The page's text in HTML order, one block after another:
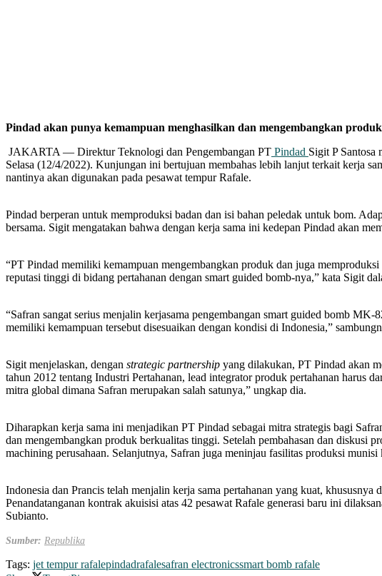
Pindad akan punya kemampuan menghasilkan dan mengembangkan
JAKARTA — Direktur Teknologi dan Pengembangan PT Pindad Sigit P Santosa
Selasa (12/4/2022). Kunjungan ini bertujuan membahas lebih lanjut terkait
nantinya akan digunakan pada pesawat tempur Rafale.
Pindad berperan untuk memproduksi badan dan isi bahan peledak untuk bom.
bersama. Sigit mengatakan bahwa dengan kerja sama ini kedepan Pindad akan
“PT Pindad memiliki kemampuan mengembangkan produk dan juga
reputasi tinggi di bidang pertahanan dengan smart guided bomb-nya,” kata Sigit
“Safran sangat serius menjalin kerjasama pengembangan smart guided bomb
memiliki kemampuan tersebut disesuaikan dengan kondisi di Indonesia,”
Sigit menjelaskan, dengan strategic partnership yang dilakukan, PT Pindad akan
tahun 2012 tentang Industri Pertahanan, lead integrator produk pertahanan harus
mitra global dimana Safran merupakan salah satunya,” ungkap dia.
Diharapkan kerja sama ini menjadikan PT Pindad sebagai mitra strategis bagi
dan mengembangkan produk berkualitas tinggi. Setelah pembahasan dan diskusi
machining perusahaan. Selanjutnya, Safran juga meninjau fasilitas produksi
Indonesia dan Prancis telah menjalin kerja sama pertahanan yang kuat,
Penandatanganan kontrak akuisisi atas 42 pesawat Rafale generasi baru ini
Subianto.
Sumber: Republika
Tags: jet tempur rafalepindadrafalesafran electronicssmart bomb rafale